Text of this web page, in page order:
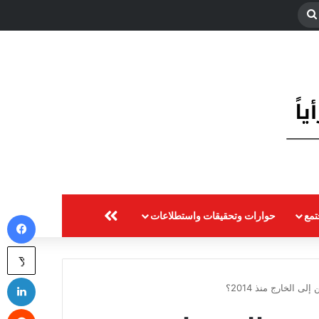
حوارات وتحقيقات واستطلاعات
الخارج منذ 2014؟
‫X